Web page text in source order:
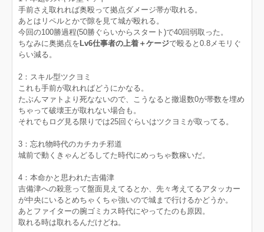
手前さえ取れれば奥殴って拠点ダメージ帯が取れる。
あとはリペルとかで隙を見て城が殴れる。
今回の100勝過程(50勝ぐらいからスタート)で40回弱取った。
ちなみに奥拠点を Lv6仕事者の上着＋ケージで殴ると0.8メモリぐ
らい減る。
2：スキル型ツクヨミ
これも手前が取れればどうにかなる。
たぶんマァトより死なないので、こうなると撤退数0が帯数を埋め
ちゃって破壊王が取れない場合も。
それでもログ見る限りでは25回ぐらいはツクヨミが取ってる。
3：忘れ物時代のカチカチ邪道
城前で動くきゃんどるしてた時代にめっちゃ数稼いだ。
4：本命かと思われた吉備津
吉備津への殺意って盤面見えてるとか、先々考えてるアタッカー
が中央にいるとめちゃくちゃ強いので城まで行けるかどうか。
あとファイターの腕ゴミカス時代にやってたのも原因。
取れる時は取れるんだけどね。